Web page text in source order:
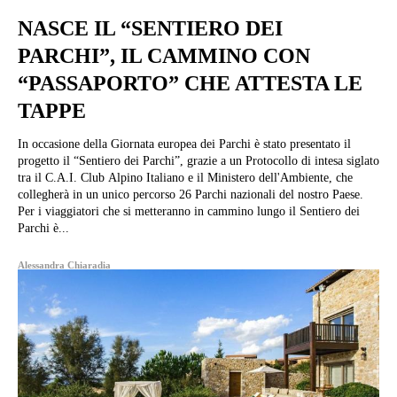
NASCE IL “SENTIERO DEI
PARCHI”, IL CAMMINO CON
“PASSAPORTO” CHE ATTESTA LE
TAPPE
In occasione della Giornata europea dei Parchi è stato presentato il
progetto il “Sentiero dei Parchi”, grazie a un Protocollo di intesa siglato
tra il C.A.I. Club Alpino Italiano e il Ministero dell'Ambiente, che
collegherà in un unico percorso 26 Parchi nazionali del nostro Paese.
Per i viaggiatori che si metteranno in cammino lungo il Sentiero dei
Parchi è...
Alessandra Chiaradia